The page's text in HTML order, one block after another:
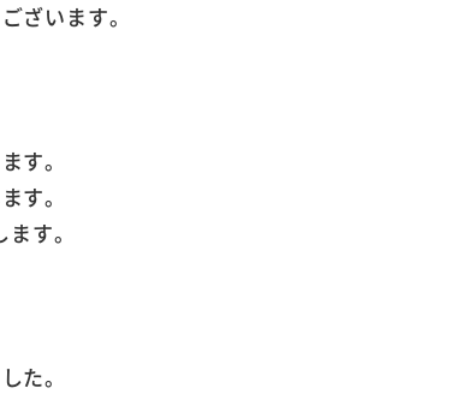
ざいます。
す。
す。
す。
た。